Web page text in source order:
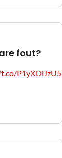
fout?
P1yXOiJzU5